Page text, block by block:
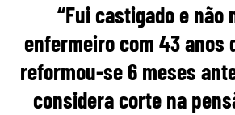
“Fui castigado e não
enfermeiro com 43 anos
reformou-se 6 meses
considera corte na